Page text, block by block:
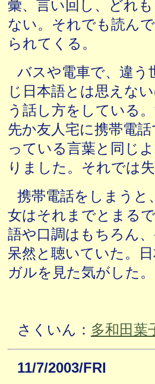
彙、言い回し、どれ
ない。それでも読ん
られてくる。
バスや電車で、違う
じ日本語とは思えな
う話し方をしている
先か友人宅に携帯電
っている言葉と同じ
りました。それでは
携帯電話をしまうと
女はそれまでとまる
語や口調はもちろん
呆然と聴いていた。
ガルを見た気がした。
さくいん： 多和田葉
11/7/2003/FRI